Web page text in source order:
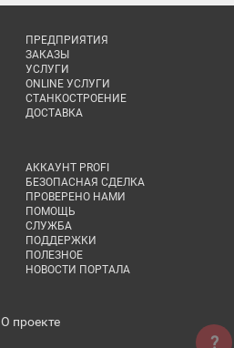
ПРЕДПРИЯТИЯ
ЗАКАЗЫ
УСЛУГИ
ONLINE УСЛУГИ
СТАНКОСТРОЕНИЕ
ДОСТАВКА
АККАУНТ PROFI
БЕЗОПАСНАЯ СДЕЛКА
ПРОВЕРЕНО НАМИ
ПОМОЩЬ
СЛУЖБА
ПОДДЕРЖКИ
ПОЛЕЗНОЕ
НОВОСТИ ПОРТАЛА
О проекте
?